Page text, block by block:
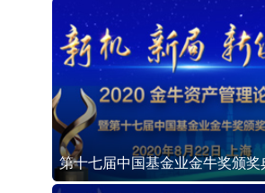
第十七届中国基金业金牛奖颁奖